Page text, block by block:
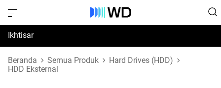
Ikhtisar
Spesifikasi
Beranda Semua Produk
Hard Drives (HDD)
HDD Eksternal